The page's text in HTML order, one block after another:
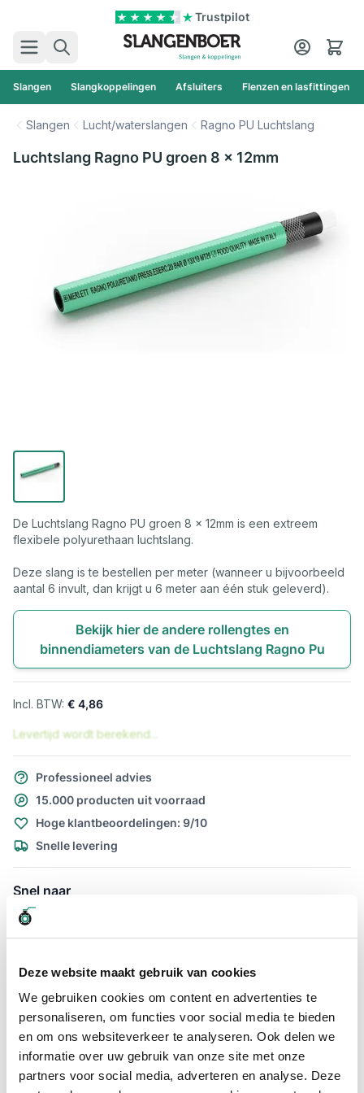
Deze website maakt gebruik van cookies
We gebruiken cookies om content en advertenties te
personaliseren, om functies voor social media te bieden
en om ons websiteverkeer te analyseren. Ook delen we
informatie over uw gebruik van onze site met onze
partners voor social media, adverteren en analyse. Deze
Trustpilot
Zoek
Cart
Slangen Slangkoppelingen Afsluiters Flenzen en lasfittingen
Slangen Lucht/waterslangen Ragno PU Luchtslang
Luchtslang Ragno PU groen 8 x 12mm
De Luchtslang Ragno PU groen 8 x 12mm is een extreem
flexibele polyurethaan luchtslang.
Deze slang is te bestellen per meter (wanneer u bijvoorbeeld
aantal 6 invult, dan krijgt u 6 meter aan één stuk geleverd).
Bekijk hier de andere rollengtes en
binnendiameters van de Luchtslang Ragno Pu
€ 4,86
Levertijd wordt berekend...
Professioneel advies
15.000 producten uit voorraad
Hoge klantbeoordelingen: 9/10
Snelle levering
Snel naar
Details
Zoekt u een extreem flexibele luchtslang die ook geschikt is
voor water? Dan is de Luchtslang Ragno PU groen 8 x 12mm
wat u zoekt. De luchtslang Ragno Pu is extreem soepel en
slijtvast. Deze slang van producent Merlett is veel lichter dan
vergelijkbare PVC en rubber luchtslangen die ook geschikt
zijn voor water. Dat maakt het gebruik van deze slang
aanzienlijk comfortabeler.